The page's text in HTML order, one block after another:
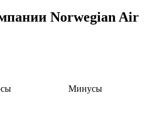
Norwegian Air
Минусы